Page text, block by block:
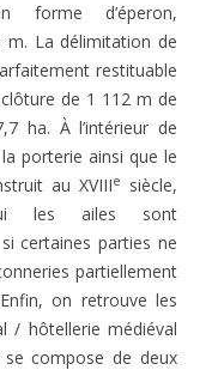
forme d’éperon,
m. La délimitation de
restituable
de 1 112 m de
ha. À l’intérieur de
porterie ainsi que le
au XVIIIe
siècle,
les ailes sont
certaines parties ne
partiellement
on retrouve les
/ hôtellerie médiéval
compose de deux